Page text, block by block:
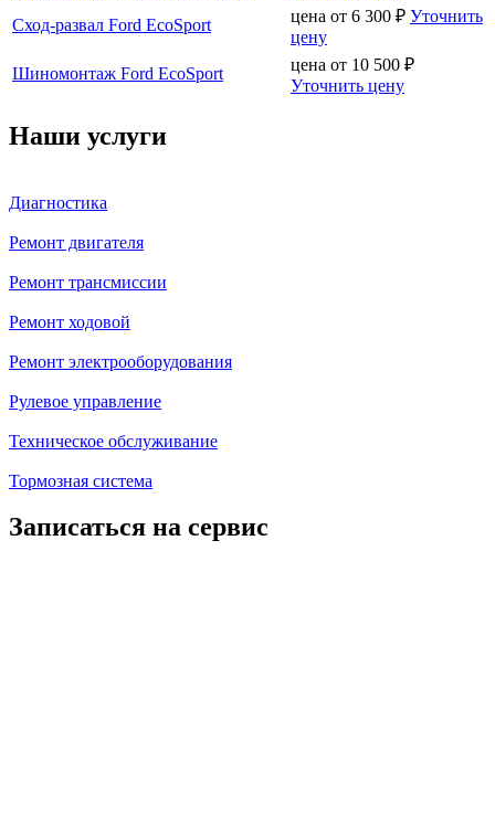
Сход-развал Ford EcoSport
цена от 6 300 ₽ Уточнить
цену
Шиномонтаж Ford EcoSport
цена от 10 500 ₽
Уточнить цену
Наши услуги
Диагностика
Ремонт двигателя
Ремонт трансмиссии
Ремонт ходовой
Ремонт электрооборудования
Рулевое управление
Техническое обслуживание
Тормозная система
Записаться на сервис